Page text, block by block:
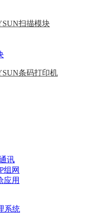
扫描模块
条码打印机
讯
组网
应用
系统